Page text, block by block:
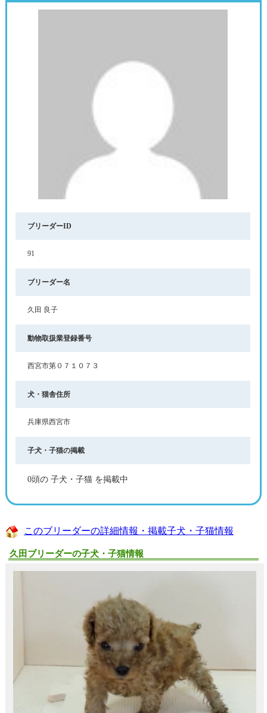
ブリーダーID
91
ブリーダー名
久田 良子
動物取扱業登録番号
西宮市第０７１０７３
犬・猫舎住所
兵庫県西宮市
子犬・子猫の掲載
0頭の 子犬・子猫 を掲載中
このブリーダーの詳細情報・掲載子犬・子猫情報
久田ブリーダーの子犬・子猫情報